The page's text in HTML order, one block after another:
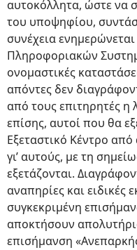
αυτοκόλλητα, ώστε να
του υποψηφίου,
συνέχεια
Πληροφοριακών
ονομαστικές
απόντες δεν
από τους επιτηρητές
επίσης, αυτοί που θα
Εξεταστικό Κέντρο από
γι’ αυτούς, με τη
εξετάζονται.
αναπηρίες και ειδικές
συγκεκριμένη
αποκτήσουν
επισήμανση